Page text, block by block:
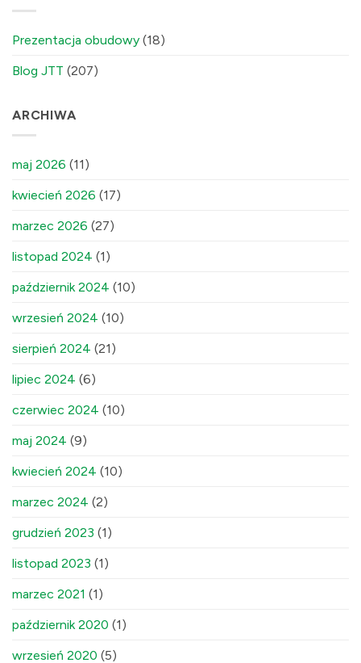
Prezentacja obudowy (18)
Blog JTT (207)
ARCHIWA
maj 2026 (11)
kwiecień 2026 (17)
marzec 2026 (27)
listopad 2024 (1)
październik 2024 (10)
wrzesień 2024 (10)
sierpień 2024 (21)
lipiec 2024 (6)
czerwiec 2024 (10)
maj 2024 (9)
kwiecień 2024 (10)
marzec 2024 (2)
grudzień 2023 (1)
listopad 2023 (1)
marzec 2021 (1)
październik 2020 (1)
wrzesień 2020 (5)